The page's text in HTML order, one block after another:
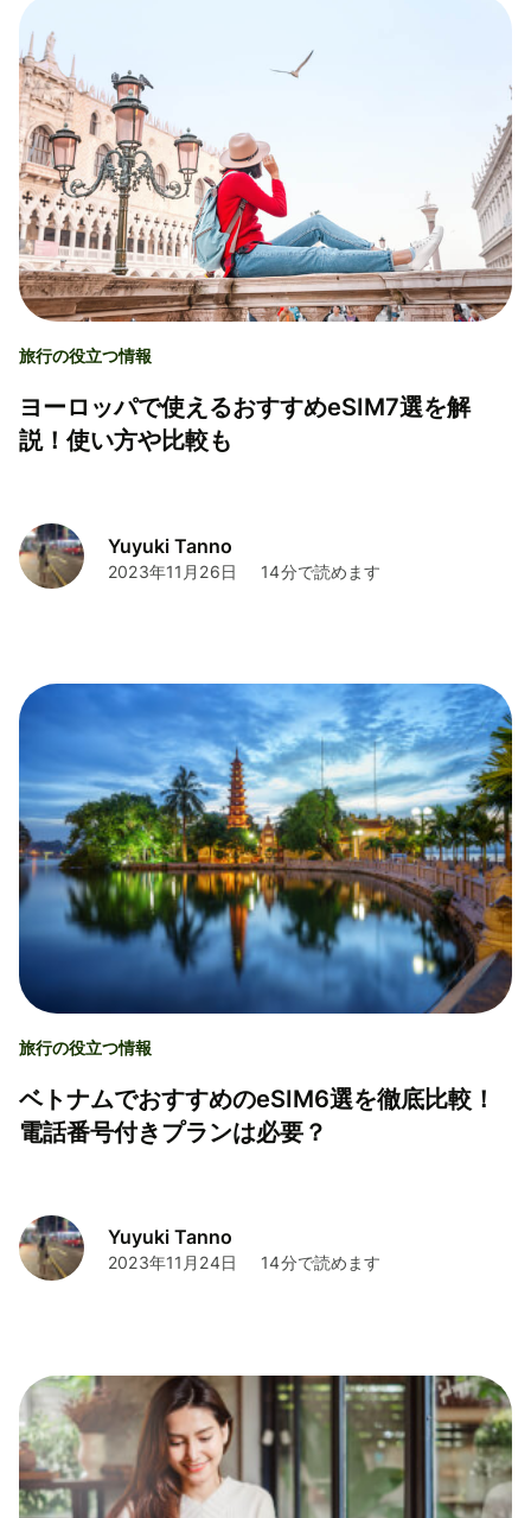
旅行の役立つ情報
ヨーロッパで使えるおすすめeSIM7選を解
説！使い方や比較も
Yuyuki Tanno
2023年11月26日 14分で読めます
旅行の役立つ情報
ベトナムでおすすめのeSIM6選を徹底比較！
電話番号付きプランは必要？
Yuyuki Tanno
2023年11月24日 14分で読めます